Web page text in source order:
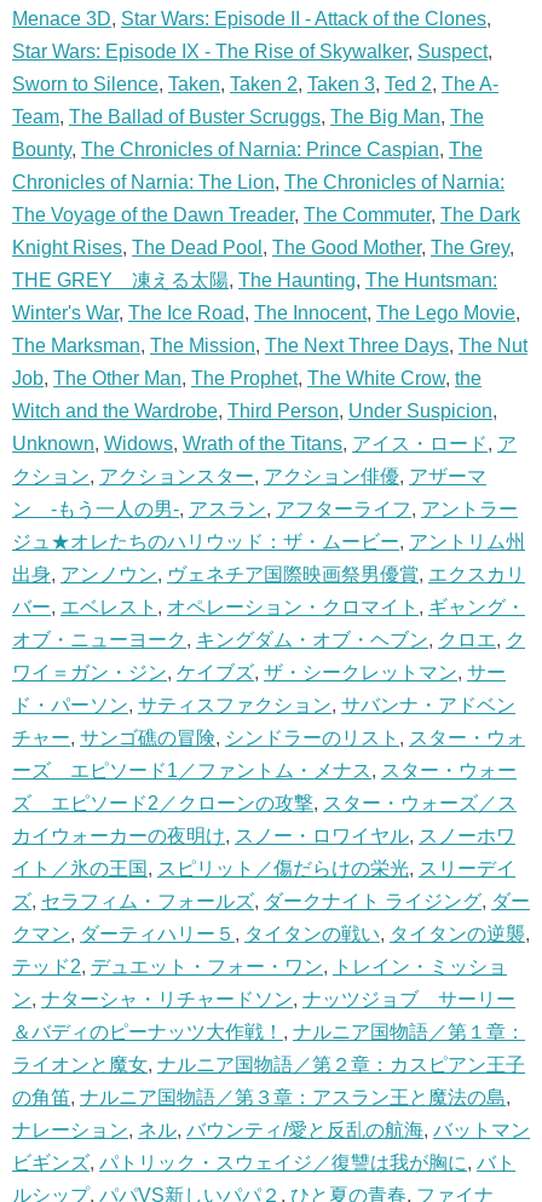
Menace 3D, Star Wars: Episode II - Attack of the Clones,
Star Wars: Episode IX - The Rise of Skywalker, Suspect,
Sworn to Silence, Taken, Taken 2, Taken 3, Ted 2, The A-
Team, The Ballad of Buster Scruggs, The Big Man, The
Bounty, The Chronicles of Narnia: Prince Caspian, The
Chronicles of Narnia: The Lion, The Chronicles of Narnia:
The Voyage of the Dawn Treader, The Commuter, The Dark
Knight Rises, The Dead Pool , The Good Mother, The Grey,
THE GREY 凍える太陽, The Haunting, The Huntsman:
Winter's War, The Ice Road, The Innocent, The Lego Movie,
The Marksman, The Mission, The Next Three Days, The Nut
Job, The Other Man, The Prophet, The White Crow, the
Witch and the Wardrobe, Third Person, Under Suspicion,
Unknown, Widows, Wrath of the Titans, アイス・ロード, ア
クション, アクションスター, アクション俳優, アザーマ
ン -もう一人の男-, アスラン, アフターライフ, アントラー
ジュ★オレたちのハリウッド：ザ・ムービー, アントリム州
出身, アンノウン, ヴェネチア国際映画祭男優賞, エクスカリ
バー, エベレスト , オペレーション・クロマイト , ギャング・
オブ・ニューヨーク , キングダム・オブ・ヘブン, クロエ, ク
ワイ＝ガン・ジン, ケイブズ, ザ・シークレットマン, サー
ド・パーソン, サティスファクション, サバンナ・アドベン
チャー, サンゴ礁の冒険, シンドラーのリスト , スター・ウォ
ーズ エピソード1／ファントム・メナス, スター・ウォー
ズ エピソード2／クローンの攻撃, スター・ウォーズ／ス
カイウォーカーの夜明け, スノー・ロワイヤル, スノーホワ
イト／氷の王国 , スピリット／傷だらけの栄光, スリーデイ
ズ, セラフィム・フォールズ, ダークナイト ライジング, ダー
クマン, ダーティハリー５ , タイタンの戦い, タイタンの逆襲,
テッド2, デュエット・フォー・ワン,
トレイン・ミッショ
ン, ナターシャ・リチャードソン, ナッツジョブ サーリー
＆バディのピーナッツ大作戦！ , ナルニア国物語／第１章：
ライオンと魔女, ナルニア国物語／第２章：カスピアン王子
の角笛, ナルニア国物語／第３章：アスラン王と魔法の島,
ナレーション, ネル, バウンティ/愛と反乱の航海, バットマン
ビギンズ, パトリック・スウェイジ／復讐は我が胸に, バト
ルシップ, パパVS新しいパパ２ , ひと夏の青春, ファイナ